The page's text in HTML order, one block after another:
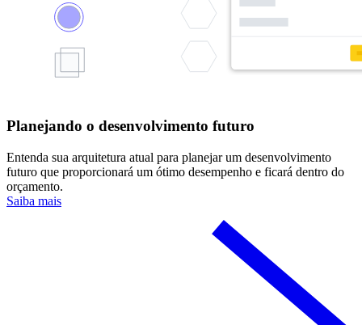
Planejando o desenvolvimento futuro
Entenda sua arquitetura atual para planejar um desenvolvimento
futuro que proporcionará um ótimo desempenho e ficará dentro do
orçamento.
Saiba mais